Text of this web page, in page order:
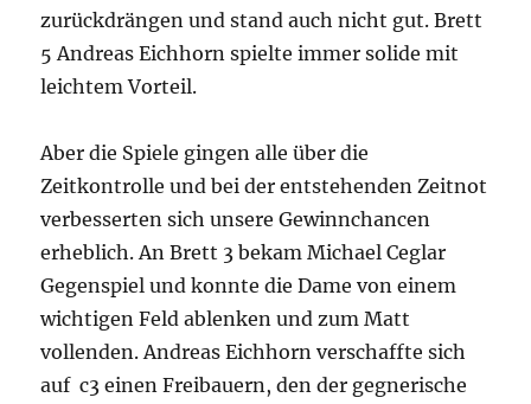
zurückdrängen und stand auch nicht gut. Brett
5 Andreas Eichhorn spielte immer solide mit
leichtem Vorteil.
Aber die Spiele gingen alle über die
Zeitkontrolle und bei der entstehenden Zeitnot
verbesserten sich unsere Gewinnchancen
erheblich. An Brett 3 bekam Michael Ceglar
Gegenspiel und konnte die Dame von einem
wichtigen Feld ablenken und zum Matt
vollenden. Andreas Eichhorn verschaffte sich
auf c3 einen Freibauern, den der gegnerische